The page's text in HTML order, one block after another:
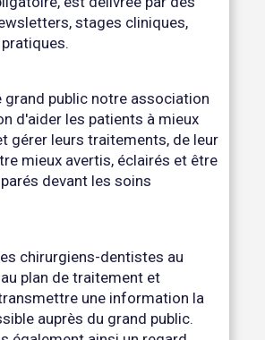
stages cliniques,
grand public notre association
d'aider les patients à mieux
gérer leurs traitements, de leur
mieux avertis, éclairés et être
devant les soins
chirurgiens-dentistes au
plan de traitement et
une information la
auprès du grand public.